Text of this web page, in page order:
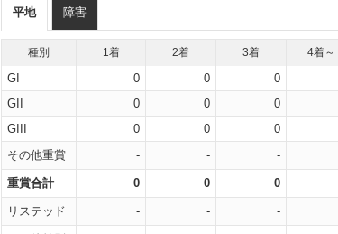
平地 障害
種別 1着 2着 3着 4着～
GI 0 0 0
GII
0 0 0
GIII
0 0 0
その他重賞
- - -
重賞合計 0 0 0
リステッド - - -